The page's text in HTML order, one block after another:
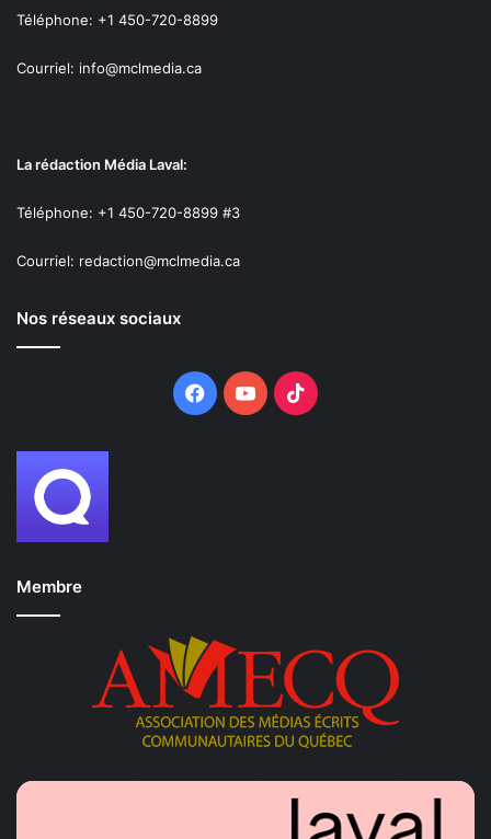
Téléphone: +1 450-720-8899
Courriel: info@mclmedia.ca
La rédaction Média Laval:
Téléphone: +1 450-720-8899 #3
Courriel: redaction@mclmedia.ca
Nos réseaux sociaux
Facebook
YouTubeTikTok
Membre